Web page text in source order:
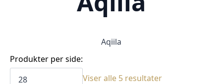
Aqiila
Produkter per side:
Viser alle 5 resultaterSortert